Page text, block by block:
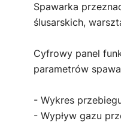
Spawarka
ślusarskich,
Cyfrowy panel
parametrów
- Wykres
- Wypływ gazu